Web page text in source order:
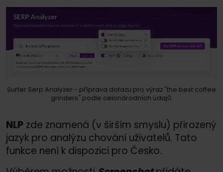
Surfer Serp Analyzer - příprava dotazu pro výraz "the best coffee
grinders" podle celonárodních údajů.
NLP zde znamená (v širším smyslu) přirozený
jazyk pro analýzu chování uživatelů. Tato
funkce není k dispozici pro Česko.